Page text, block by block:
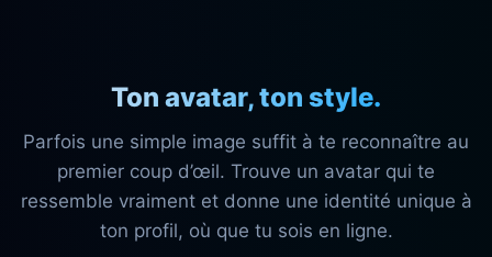
Ton avatar, ton style.
Parfois une simple image suffit à te reconnaître au
premier coup d’œil. Trouve un avatar qui te
ressemble vraiment et donne une identité unique à
ton profil, où que tu sois en ligne.